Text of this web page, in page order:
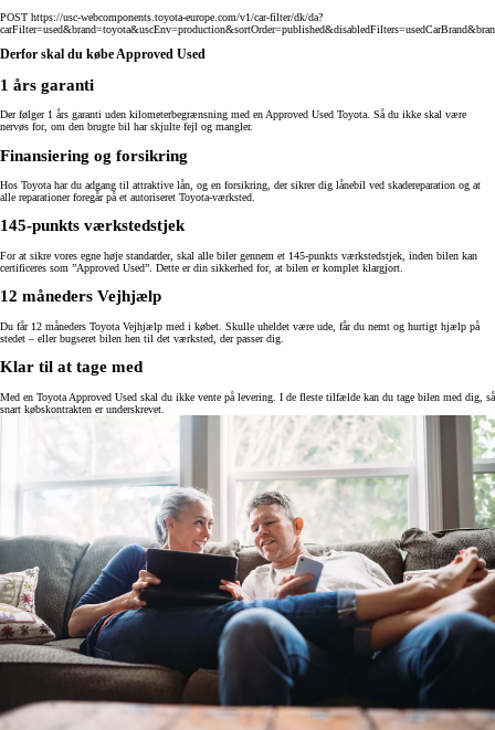
POST https://usc-webcomponents.toyota-europe.com/v1/car-filter/dk/da?
Derfor skal du købe Approved Used
1 års garanti
Der følger 1 års garanti uden kilometerbegrænsning med en Approved Used Toyota. Så du ikke skal være
nervøs for, om den brugte bil har skjulte fejl og mangler.
Finansiering og forsikring
Hos Toyota har du adgang til attraktive lån, og en forsikring, der sikrer dig lånebil ved skadereparation og at
alle reparationer foregår på et autoriseret Toyota-værksted.
145-punkts værkstedstjek
For at sikre vores egne høje standarder, skal alle biler gennem et 145-punkts værkstedstjek, inden bilen kan
certificeres som ”Approved Used”. Dette er din sikkerhed for, at bilen er komplet klargjort.
12 måneders Vejhjælp
Du får 12 måneders Toyota Vejhjælp med i købet. Skulle uheldet være ude, får du nemt og hurtigt hjælp på
stedet – eller bugseret bilen hen til det værksted, der passer dig.
Klar til at tage med
Med en Toyota Approved Used skal du ikke vente på levering. I de fleste tilfælde kan du tage bilen med dig, så
snart købskontrakten er underskrevet.